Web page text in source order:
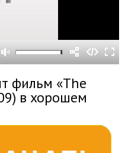
фильм «The
в хорошем